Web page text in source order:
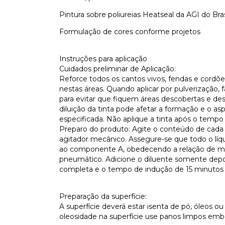
Pintura sobre poliureias Heatseal da AGI do
Formulação de cores conforme projetos
Instruções para aplicação
Cuidados preliminar de Aplicação:
Reforce todos os cantos vivos, fendas e
nestas áreas. Quando aplicar por
para evitar que fiquem áreas descobertas e
diluição da tinta pode afetar a formação e o
especificada. Não aplique a tinta após o
Preparo do produto: Agite o conteúdo de
agitador mecânico. Assegure-se que todo o
ao componente A, obedecendo a relação de
pneumático. Adicione o diluente somente
completa e o tempo de indução de 15
Preparação da superfície:
A superfície deverá estar isenta de pó, óleos
oleosidade na superfície use panos limpos